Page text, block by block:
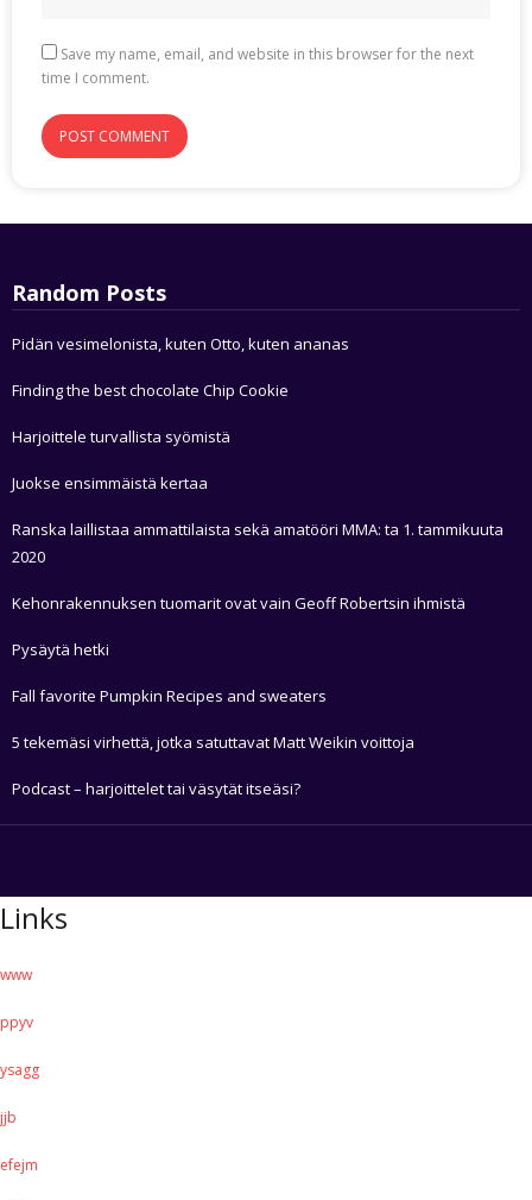
Save my name, email, and website in this browser for the next
time I comment.
Random Posts
Pidän vesimelonista, kuten Otto, kuten ananas
Finding the best chocolate Chip Cookie
Harjoittele turvallista syömistä
Juokse ensimmäistä kertaa
Ranska laillistaa ammattilaista sekä amatööri MMA: ta 1. tammikuuta
2020
Kehonrakennuksen tuomarit ovat vain Geoff Robertsin ihmistä
Pysäytä hetki
Fall favorite Pumpkin Recipes and sweaters
5 tekemäsi virhettä, jotka satuttavat Matt Weikin voittoja
Podcast – harjoittelet tai väsytät itseäsi?
Links
www
ppyv
ysagg
jjb
efejm